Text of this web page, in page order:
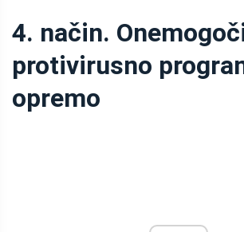
4. način.
protivirusno
opremo